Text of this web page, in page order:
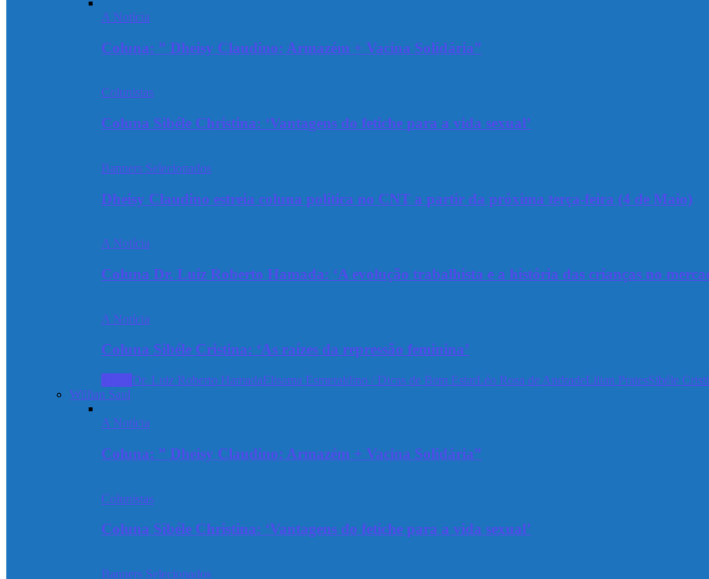
A Notícia
Coluna: ” Dheisy Claudino: Armazém + Vacina Solidária”
Colunistas
Coluna Sibéle Christina: ‘Vantagens do fetiche para a vida sexual’
Banners Selecionados
Dheisy Claudino estreia coluna política no CNT a partir da próxima terça-feira (4 de Maio)
A Notícia
Coluna Dr. Luiz Roberto Hamada: ‘A evolução trabalhista e a história das crianças no
A Notícia
Coluna Sibéle Cristina: ‘As raízes da repressão feminina’
Dr. Luiz Roberto HamadaElisama Esmeraldino / Dicas de Bem EstarLéo Rosa de AndradeLilian PratesSibéle
Willian Saul
A Notícia
Coluna: ” Dheisy Claudino: Armazém + Vacina Solidária”
Colunistas
Coluna Sibéle Christina: ‘Vantagens do fetiche para a vida sexual’
Banners Selecionados